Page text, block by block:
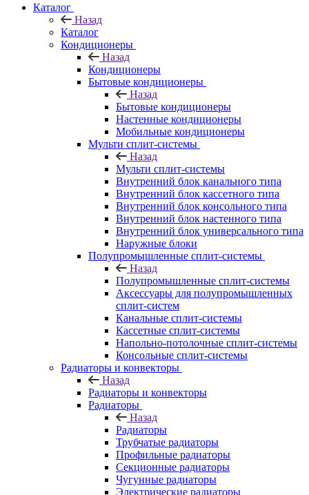
Каталог
Назад
Каталог
Кондиционеры
Назад
Кондиционеры
Бытовые кондиционеры
Назад
Бытовые кондиционеры
Настенные кондиционеры
Мобильные кондиционеры
Мульти сплит-системы
Назад
Мульти сплит-системы
Внутренний блок канального типа
Внутренний блок кассетного типа
Внутренний блок консольного типа
Внутренний блок настенного типа
Внутренний блок универсального типа
Наружные блоки
Полупромышленные сплит-системы
Назад
Полупромышленные сплит-системы
Аксессуары для полупромышленных
сплит-систем
Канальные сплит-системы
Кассетные сплит-системы
Напольно-потолочные сплит-системы
Консольные сплит-системы
Радиаторы и конвекторы
Назад
Радиаторы и конвекторы
Радиаторы
Назад
Радиаторы
Трубчатые радиаторы
Профильные радиаторы
Секционные радиаторы
Чугунные радиаторы
Электрические радиаторы